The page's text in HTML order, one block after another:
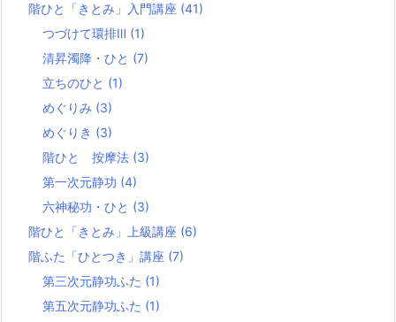
階ひと「きとみ」入門講座 (41)
つづけて環排Ⅲ (1)
清昇濁降・ひと (7)
立ちのひと (1)
めぐりみ (3)
めぐりき (3)
階ひと 按摩法 (3)
第一次元静功 (4)
六神秘功・ひと (3)
階ひと「きとみ」上級講座 (6)
階ふた「ひとつき」講座 (7)
第三次元静功ふた (1)
第五次元静功ふた (1)